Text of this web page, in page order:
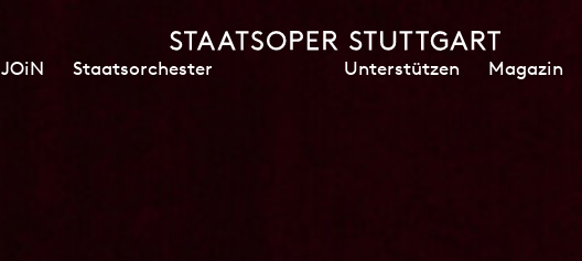
JOiN Staatsorchester Unterstützen Magazin